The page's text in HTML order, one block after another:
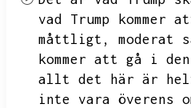
vad Trump kommer
måttligt,
moderat
kommer att gå i
allt det här är
inte vara överens